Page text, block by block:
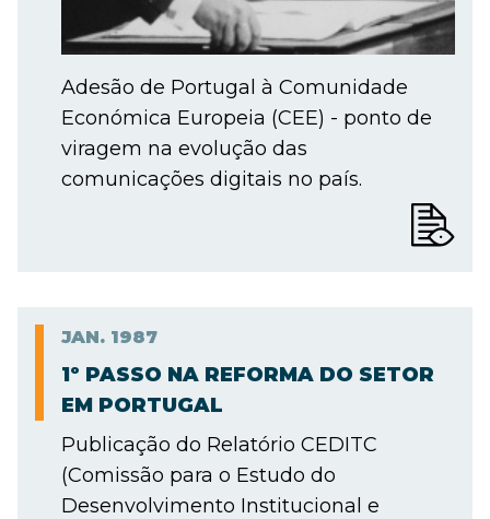
Adesão de Portugal à Comunidade
Económica Europeia (CEE) - ponto de
viragem na evolução das
comunicações digitais no país.
JAN. 1987
1º PASSO NA REFORMA DO SETOR
EM PORTUGAL
Publicação do Relatório CEDITC
(Comissão para o Estudo do
Desenvolvimento Institucional e